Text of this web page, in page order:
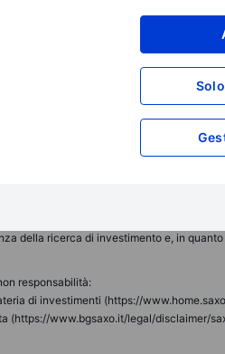
un servizio di sola esecuzione e
a modificare o espandere il
(iii) l'Avvertenza sui rischi; (iv)
l'uso dei collegamenti ipertestuali sul
nient'altro che informazioni. In
interpretato come una
devono essere conformi alla propria
seguito di qualsiasi decisione di
effettuate sono considerati
la quale il cliente ha aperto e
fiscale o di trading o consulenza di
o come un'offerta, un
come ricerca di investimento, è
della ricerca di investimento e, in
responsabilità:
di investimenti (https://
(https://www.bgsaxo.it/legal/disclaimer/